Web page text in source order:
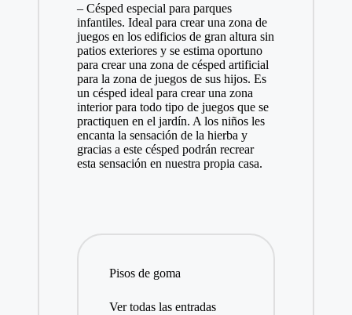
– Césped especial para parques
infantiles. Ideal para crear una zona de
juegos en los edificios de gran altura sin
patios exteriores y se estima oportuno
para crear una zona de césped artificial
para la zona de juegos de sus hijos. Es
un césped ideal para crear una zona
interior para todo tipo de juegos que se
practiquen en el jardín. A los niños les
encanta la sensación de la hierba y
gracias a este césped podrán recrear
esta sensación en nuestra propia casa.
Pisos de goma
Ver todas las entradas